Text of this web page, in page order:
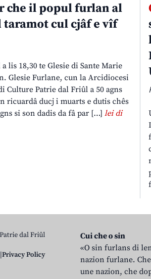
che il popul furlan al
cul cjâf e vîf
lis 18,30 te Glesie di Sante Marie
Glesie Furlane, cun la Arcidiocesi
Culture Patrie dal Friûl a 50 agns
ricuardâ ducj i muarts e dutis chês
si son dadis da fâ par […] lei di
dal Friûl
Privacy Policy
Cui che o sin
«O sin furlans di
nazion furlane.
une nazion, che